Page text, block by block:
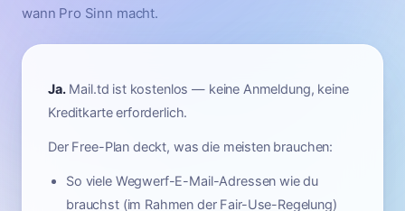
wann Pro Sinn macht.
Ja.Mail.td ist kostenlos — keine Anmeldung, keine
Kreditkarte erforderlich.
Der Free-Plan deckt, was die meisten brauchen:
So viele Wegwerf-E-Mail-Adressen wie du
brauchst (im Rahmen der Fair-Use-Regelung)